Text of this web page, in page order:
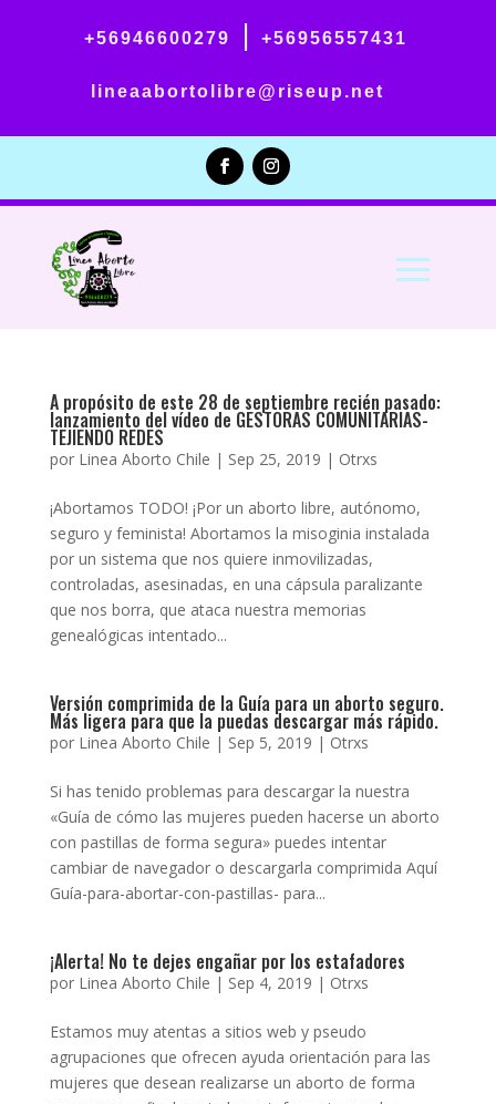
+56946600279 | +56956557431
lineaabortolibre@riseup.net
A propósito de este 28 de septiembre recién pasado:
lanzamiento del vídeo de GESTORAS COMUNITARIAS-
TEJIENDO REDES
por Linea Aborto Chile | Sep 25, 2019 | Otrxs
¡Abortamos TODO! ¡Por un aborto libre, autónomo,
seguro y feminista! Abortamos la misoginia instalada
por un sistema que nos quiere inmovilizadas,
controladas, asesinadas, en una cápsula paralizante
que nos borra, que ataca nuestra memorias
genealógicas intentado...
Versión comprimida de la Guía para un aborto seguro.
Más ligera para que la puedas descargar más rápido.
por Linea Aborto Chile | Sep 5, 2019 | Otrxs
Si has tenido problemas para descargar la nuestra
«Guía de cómo las mujeres pueden hacerse un aborto
con pastillas de forma segura» puedes intentar
cambiar de navegador o descargarla comprimida Aquí
Guía-para-abortar-con-pastillas- para...
¡Alerta! No te dejes engañar por los estafadores
por Linea Aborto Chile | Sep 4, 2019 | Otrxs
Estamos muy atentas a sitios web y pseudo
agrupaciones que ofrecen ayuda orientación para las
mujeres que desean realizarse un aborto de forma